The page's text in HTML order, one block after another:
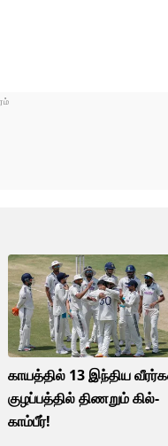
காயத்தில் 13 இந்திய
குழப்பத்தில் திணறும் கில்-
காம்பீர்!